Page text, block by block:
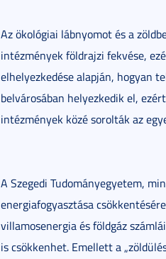
Az ökológiai lábnyomot és a
intézmények földrajzi fekvése,
elhelyezkedése alapján, hogyan
belvárosában helyezkedik el,
intézmények közé sorolták az
A Szegedi Tudományegyetem,
energiafogyasztása
villamosenergia és földgáz
is csökkenhet. Emellett a